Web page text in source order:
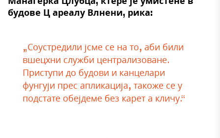
будове Ц ареалу Влнени, рика:
„Соустредили јсме се на то, аби били
вшецхни служби централизоване.
Приступи до будови и канцелари
фунгуји прес апликација, такоже се у
подстате обејдеме без карет а кличу.“